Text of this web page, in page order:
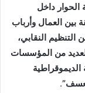
الحوار داخل
بين العمال وأرباب
النقابي،
من المؤسسات
الديموقراطية
”
.